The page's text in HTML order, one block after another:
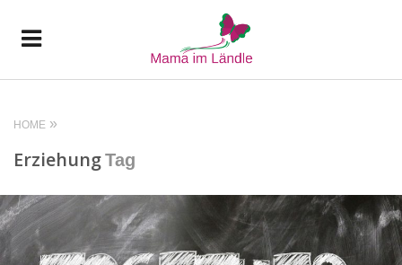
HOME
ErziehungTag